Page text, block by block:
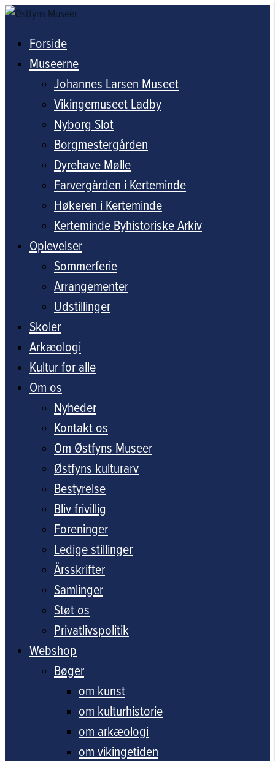
Forside
Museerne
Johannes Larsen Museet
Vikingemuseet Ladby
Nyborg Slot
Borgmestergården
Dyrehave Mølle
Farvergården i Kerteminde
Høkeren i Kerteminde
Kerteminde Byhistoriske Arkiv
Oplevelser
Sommerferie
Arrangementer
Udstillinger
Skoler
Arkæologi
Kultur for alle
Om os
Nyheder
Kontakt os
Om Østfyns Museer
Østfyns kulturarv
Bestyrelse
Bliv frivillig
Foreninger
Ledige stillinger
Årsskrifter
Samlinger
Støt os
Privatlivspolitik
Webshop
Bøger
om kunst
om kulturhistorie
om arkæologi
om vikingetiden